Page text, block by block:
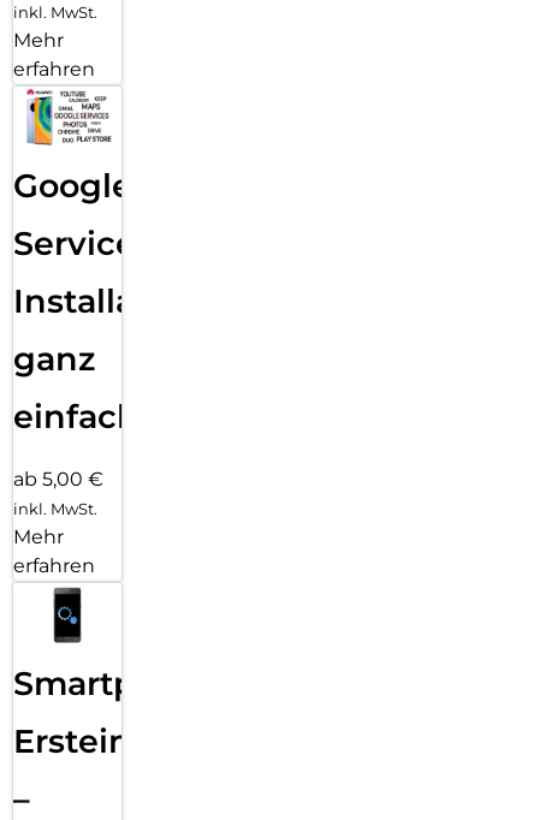
inkl. MwSt.
Mehr
erfahren
Google
Services
Installation
ganz
einfach
ab 5,00 €
inkl. MwSt.
Mehr
erfahren
Smartphone
Ersteinrichtung
–